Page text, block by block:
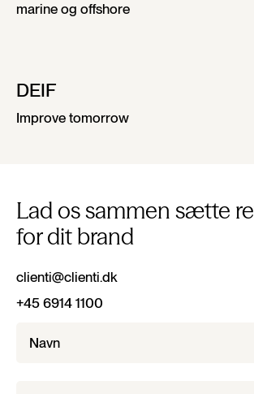
marine og offshore
DEIF
Improve tomorrow
Lad os sammen sætte
for dit brand
clienti@clienti.dk
+45 6914 1100